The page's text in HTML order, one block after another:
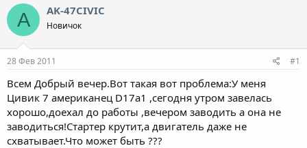
т
о
р
е
м
ы
т
н
л
A AK-47CIVIC
Новичок
28 Фев 2011 #1
Всем Добрый вечер.Вот такая вот проблема:У меня
Цивик 7 американец D17a1 ,сегодня утром завелась
хорошо,доехал до работы ,вечером заводить а она не
заводиться!Стартер крутит,а двигатель даже не
схватывает.Что может быть ???